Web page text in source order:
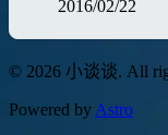
2016/02/22
© 2026 小谈谈. All
Powered by Astro